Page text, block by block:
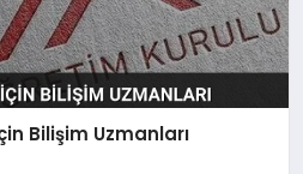
Bilişim Uzmanları